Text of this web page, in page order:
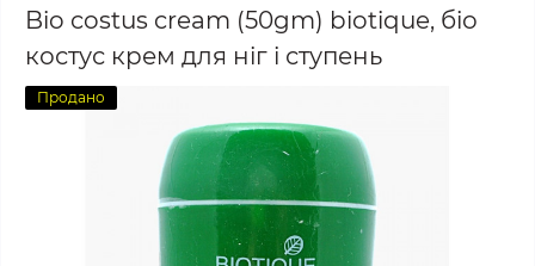
Bio costus cream (50gm) biotique, біо
костус крем для ніг і ступень
Продано